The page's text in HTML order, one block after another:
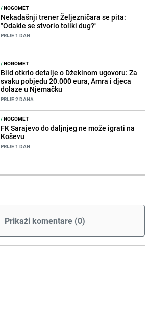
/NOGOMET
Nekadašnji trener Željezničara se pita:
"Odakle se stvorio toliki dug?"
PRIJE 1 DAN
/NOGOMET
Bild otkrio detalje o Džekinom ugovoru: Za
svaku pobjedu 20.000 eura, Amra i djeca
dolaze u Njemačku
PRIJE 2 DANA
/NOGOMET
FK Sarajevo do daljnjeg ne može igrati na
Koševu
PRIJE 1 DAN
Prikaži komentare (0)